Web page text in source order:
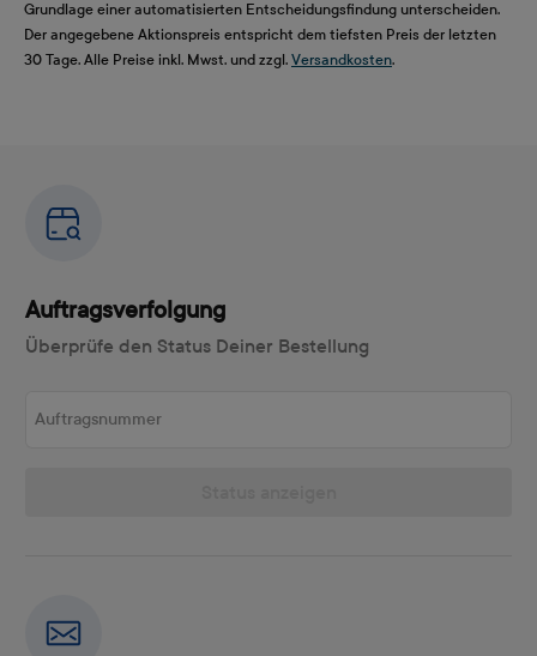
Grundlage einer automatisierten Entscheidungsfindung unterscheiden.
Der angegebene Aktionspreis entspricht dem tiefsten Preis der letzten
30 Tage. Alle Preise inkl. Mwst. und zzgl. Versandkosten.
Auftragsverfolgung
Überprüfe den Status Deiner Bestellung